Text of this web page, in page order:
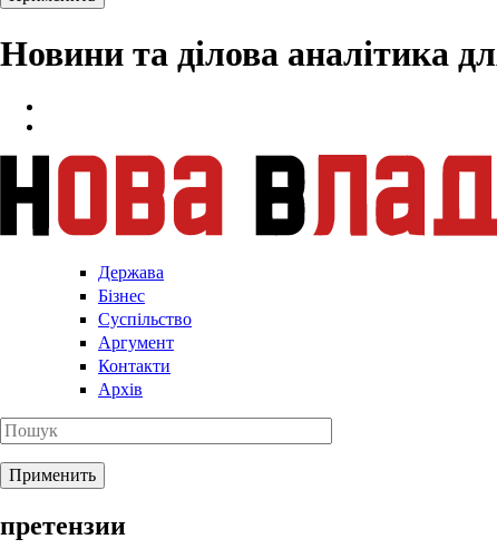
Новини та ділова аналітика
Держава
Бізнес
Суспільство
Аргумент
Контакти
Архів
претензии